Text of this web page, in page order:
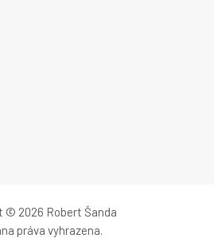
© 2026 Robert Šanda
práva vyhrazena.